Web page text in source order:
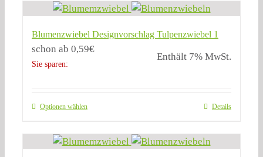
Blumenzwiebel Designvorschlag Tulpenzwiebel 1
schon ab 0,59€
Sie sparen:
Enthält 7% MwSt.
Optionen wählen Details